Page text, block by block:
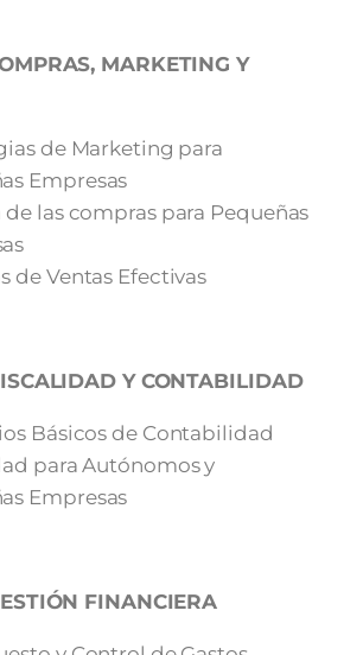
MARKETING Y
de Marketing para
Empresas
de las compras para Pequeñas
de Ventas Efectivas
Y CONTABILIDAD
Básicos de Contabilidad
para Autónomos y
Empresas
FINANCIERA